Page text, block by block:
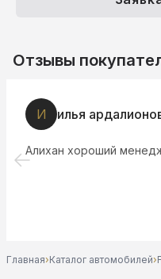
Отзывы
И илья
Алихан хороший
Главная›Каталог автомобилей›